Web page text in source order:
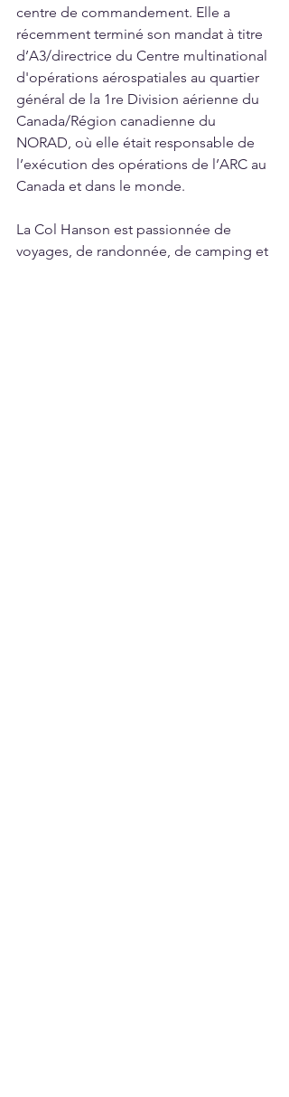
centre de commandement. Elle a
récemment terminé son mandat à titre
d’A3/directrice du Centre multinational
d'opérations aérospatiales au quartier
général de la 1re Division aérienne du
Canada/Région canadienne du
NORAD, où elle était responsable de
l’exécution des opérations de l’ARC au
Canada et dans le monde.
La Col Hanson est passionnée de
voyages, de randonnée, de camping et